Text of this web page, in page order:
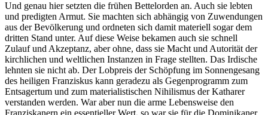
Und genau hier setzten die frühen Bettelorden an. Auch sie lebten
und predigten Armut. Sie machten sich abhängig von Zuwendungen
aus der Bevölkerung und ordneten sich damit materiell sogar dem
dritten Stand unter. Auf diese Weise bekamen auch sie schnell
Zulauf und Akzeptanz, aber ohne, dass sie Macht und Autorität der
kirchlichen und weltlichen Instanzen in Frage stellten. Das Irdische
lehnten sie nicht ab. Der Lobpreis der Schöpfung im Sonnengesang
des heiligen Franziskus kann geradezu als Gegenprogramm zum
Entsagertum und zum materialistischen Nihilismus der Katharer
verstanden werden. War aber nun die arme Lebensweise den